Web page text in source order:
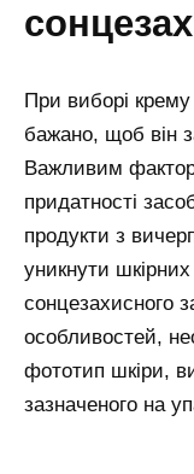
При виборі крему
бажано, щоб він
Важливим
придатності
продукти з
уникнути
сонцезахисного
особливостей,
фототип шкіри,
зазначеного на